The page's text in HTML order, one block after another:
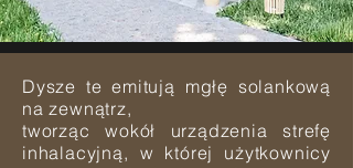
Dysze te emitują mgłę solankową
na zewnątrz,
tworząc wokół urządzenia strefę
inhalacyjną, w której użytkownicy